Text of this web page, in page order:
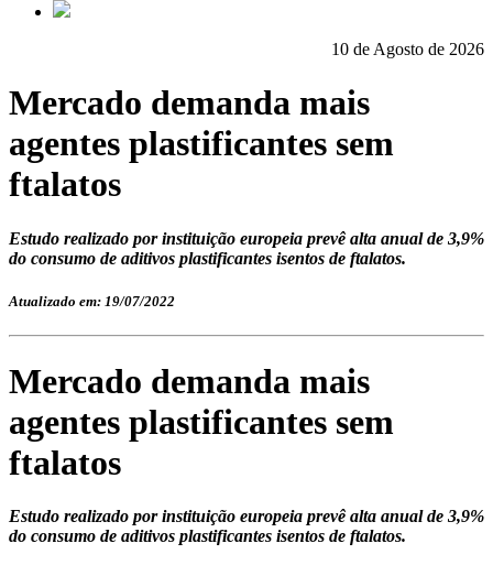
10 de Agosto de 2026
Mercado demanda mais
agentes plastificantes sem
ftalatos
Estudo realizado por instituição europeia prevê alta anual de 3,9%
do consumo de aditivos plastificantes isentos de ftalatos.
Atualizado em: 19/07/2022
Mercado demanda mais
agentes plastificantes sem
ftalatos
Estudo realizado por instituição europeia prevê alta anual de 3,9%
do consumo de aditivos plastificantes isentos de ftalatos.